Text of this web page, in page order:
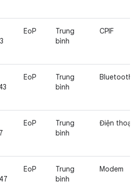
EoP
Trung
bình
CPIF
EoP
Trung
bình
Bluetooth
EoP
Trung
bình
Điện thoại
EoP
Trung
bình
Modem